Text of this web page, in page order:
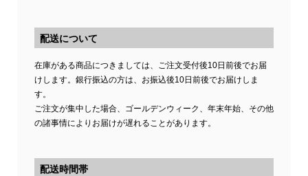
配送について
在庫がある商品につきましては、ご注文受付後10日前後でお届
けします。銀行振込の方は、お振込後10日前後でお届けしま
す。
ご注文が集中した場合、ゴールデンウィーク、年末年始、その他
の諸事情によりお届けが遅れることがあります。
配送時間帯